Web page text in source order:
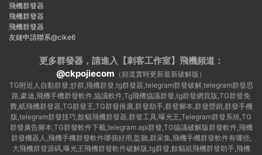
飛機群發器
飛機群發器
飛機群發器
友鏈申請聯系@cike6
更多群發器，請進入【刺客工作室】 飛機頻道：
@ckpojiecom （頻道實時更新最新破解版）
TG附近人自動群發,炒群,飛機群發,tg群發器,telegram群發破解,telegram群發思
路,豪迪,飛機手機群發軟件,協議軟件,Tg飛機協議群發,tg群發網頁版,TG群發免
費,紙飛機群發器,TG群發王,TG群發推廣,群發助手,群發腳本,群發營銷,群發手機
版,telegram群發技巧,餘貓飛機群發器,群發工具,曝光王,Telegram群發系統,TG
群發廣告腳本,TG群發軟件下載,telegram api群發,TG協議破解版群發軟件,飛機
群發機器人,飛機手機群發軟件哪個好用,監聽,群采集,飛機手機群發軟件有哪些,
大飛機群發源碼,曝光王飛機群發軟件破解版,tg群發,餘貓紙飛機群發助手,飛機